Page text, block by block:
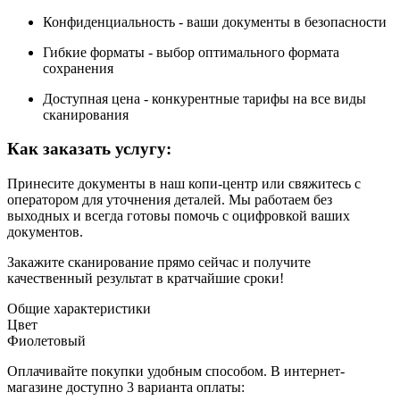
Конфиденциальность - ваши документы в безопасности
Гибкие форматы - выбор оптимального формата
сохранения
Доступная цена - конкурентные тарифы на все виды
сканирования
Как заказать услугу:
Принесите документы в наш копи-центр или свяжитесь с
оператором для уточнения деталей. Мы работаем без
выходных и всегда готовы помочь с оцифровкой ваших
документов.
Закажите сканирование прямо сейчас и получите
качественный результат в кратчайшие сроки!
Общие характеристики
Цвет
Фиолетовый
Оплачивайте покупки удобным способом. В интернет-
магазине доступно 3 варианта оплаты: